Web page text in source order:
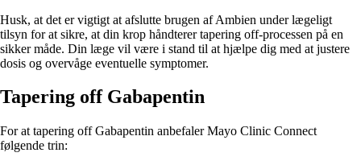
Husk, at det er vigtigt at afslutte brugen af Ambien under lægeligt
tilsyn for at sikre, at din krop håndterer tapering off-processen på en
sikker måde. Din læge vil være i stand til at hjælpe dig med at justere
dosis og overvåge eventuelle symptomer.
Tapering off Gabapentin
For at tapering off Gabapentin anbefaler Mayo Clinic Connect
følgende trin: